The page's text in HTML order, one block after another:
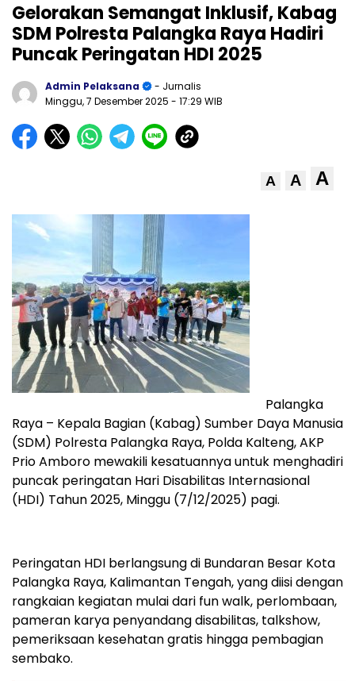
Gelorakan Semangat Inklusif, Kabag
SDM Polresta Palangka Raya Hadiri
Puncak Peringatan HDI 2025
Admin Pelaksana
- Jurnalis
Minggu, 7 Desember 2025 - 17:29 WIB
A A A
Palangka
Raya – Kepala Bagian (Kabag) Sumber Daya Manusia
(SDM) Polresta Palangka Raya, Polda Kalteng, AKP
Prio Amboro mewakili kesatuannya untuk menghadiri
puncak peringatan Hari Disabilitas Internasional
(HDI) Tahun 2025, Minggu (7/12/2025) pagi.
Peringatan HDI berlangsung di Bundaran Besar Kota
Palangka Raya, Kalimantan Tengah, yang diisi dengan
rangkaian kegiatan mulai dari fun walk, perlombaan,
pameran karya penyandang disabilitas, talkshow,
pemeriksaan kesehatan gratis hingga pembagian
sembako.